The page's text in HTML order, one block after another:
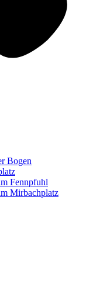
Bogen
Fennpfuhl
Mirbachplatz